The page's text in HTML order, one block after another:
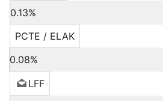
0.13%
PCTE / ELAK
0.08%
LFF